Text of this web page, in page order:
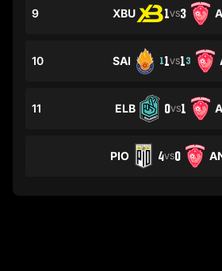
9 XBU 1VS3
10 SAI 11VS13
11 ELB 0VS1
PIO 4VS0